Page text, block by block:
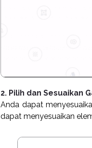
2. Pilih dan Sesuaikan
Anda dapat
dapat menyesuaikan